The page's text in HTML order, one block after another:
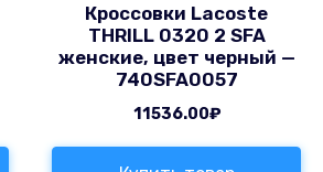
Кроссовки Lacoste
THRILL 0320 2 SFA
женские, цвет черный —
740SFA0057
11536.00₽